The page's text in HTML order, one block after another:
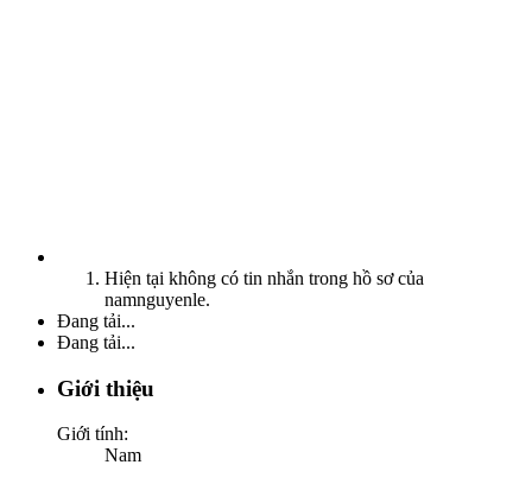
Hiện tại không có tin nhắn trong hồ sơ của
namnguyenle.
Đang tải...
Đang tải...
Giới thiệu
Giới tính:
Nam